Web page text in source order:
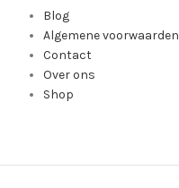
Blog
Algemene voorwaarden
Contact
Over ons
Shop